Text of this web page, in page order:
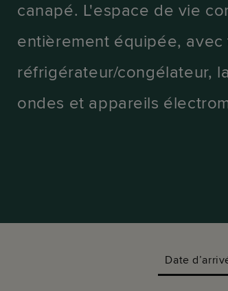
canapé. L'espace de vie
entièrement équipée,
réfrigérateur/congélateur,
ondes et appareils
Date